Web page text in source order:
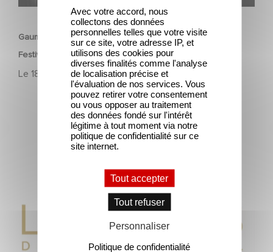
CORPORATE
Gaumont célèbre les talents de demain au Nikon Film
Festival
Le 18 avril 2025
Deux productions Gaumont récompensées aux Lauriers
de l’Audiovisuel 2025 🎬🏆
Avec votre accord, nous
collectons des données
personnelles telles que votre visite
sur ce site, votre adresse IP, et
utilisons des cookies pour
diverses finalités comme l'analyse
de localisation précise et
l'évaluation de nos services. Vous
pouvez retirer votre consentement
ou vous opposer au traitement
des données fondé sur l'intérêt
légitime à tout moment via notre
politique de confidentialité sur ce
site internet.
Tout accepter
Tout refuser
Personnaliser
Politique de confidentialité